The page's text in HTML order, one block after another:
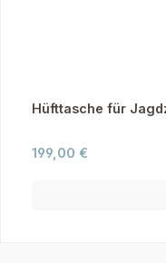
Hüfttasche für
Regulärer Preis:
199,00 €